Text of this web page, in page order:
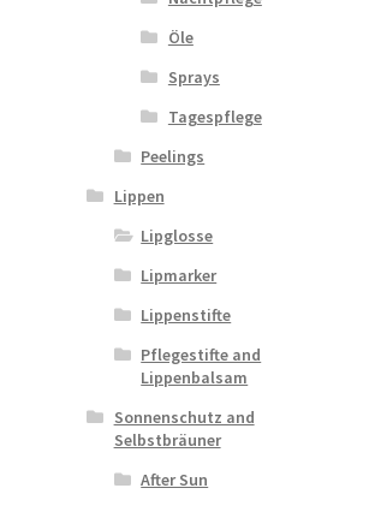
Öle
Sprays
Tagespflege
Peelings
Lippen
Lipglosse
Lipmarker
Lippenstifte
Pflegestifte and
Lippenbalsam
Sonnenschutz and
Selbstbräuner
After Sun